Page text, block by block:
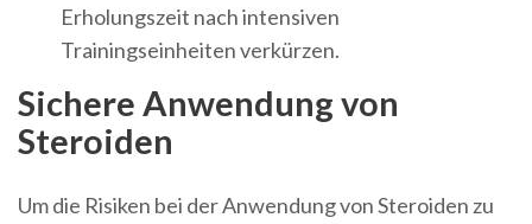
Erholungszeit nach intensiven
Trainingseinheiten verkürzen.
Sichere Anwendung von
Steroiden
Um die Risiken bei der Anwendung von Steroiden zu